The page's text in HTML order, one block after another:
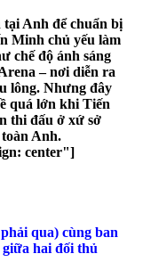
Anh để chuẩn bị
Minh chủ yếu làm
chế độ ánh sáng
– nơi diễn ra
lông. Nhưng đây
quá lớn khi Tiến
thi đấu ở xứ sở
Anh.
center"]
qua) cùng ban
hai đối thủ